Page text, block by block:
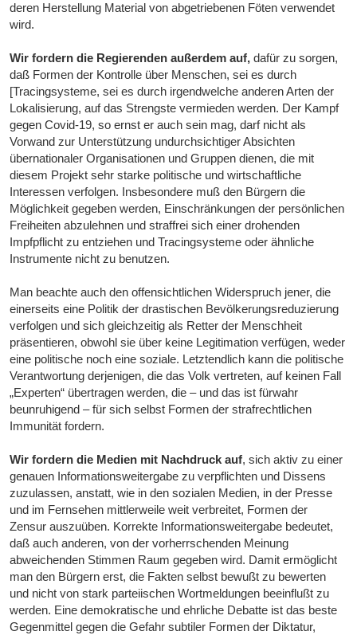
deren Herstellung Material von abgetriebenen Föten verwendet
wird.
Wir fordern die Regierenden außerdem auf, dafür zu sorgen,
daß Formen der Kontrolle über Menschen, sei es durch
[Tracingsysteme, sei es durch irgendwelche anderen Arten der
Lokalisierung, auf das Strengste vermieden werden. Der Kampf
gegen Covid-19, so ernst er auch sein mag, darf nicht als
Vorwand zur Unterstützung undurchsichtiger Absichten
übernationaler Organisationen und Gruppen dienen, die mit
diesem Projekt sehr starke politische und wirtschaftliche
Interessen verfolgen. Insbesondere muß den Bürgern die
Möglichkeit gegeben werden, Einschränkungen der persönlichen
Freiheiten abzulehnen und straffrei sich einer drohenden
Impfpflicht zu entziehen und Tracingsysteme oder ähnliche
Instrumente nicht zu benutzen.
Man beachte auch den offensichtlichen Widerspruch jener, die
einerseits eine Politik der drastischen Bevölkerungsreduzierung
verfolgen und sich gleichzeitig als Retter der Menschheit
präsentieren, obwohl sie über keine Legitimation verfügen, weder
eine politische noch eine soziale. Letztendlich kann die politische
Verantwortung derjenigen, die das Volk vertreten, auf keinen Fall
„Experten“ übertragen werden, die – und das ist fürwahr
beunruhigend – für sich selbst Formen der strafrechtlichen
Immunität fordern.
Wir fordern die Medien mit Nachdruck auf, sich aktiv zu einer
genauen Informationsweitergabe zu verpflichten und Dissens
zuzulassen, anstatt, wie in den sozialen Medien, in der Presse
und im Fernsehen mittlerweile weit verbreitet, Formen der
Zensur auszuüben. Korrekte Informationsweitergabe bedeutet,
daß auch anderen, von der vorherrschenden Meinung
abweichenden Stimmen Raum gegeben wird. Damit ermöglicht
man den Bürgern erst, die Fakten selbst bewußt zu bewerten
und nicht von stark parteiischen Wortmeldungen beeinflußt zu
werden. Eine demokratische und ehrliche Debatte ist das beste
Gegenmittel gegen die Gefahr subtiler Formen der Diktatur,